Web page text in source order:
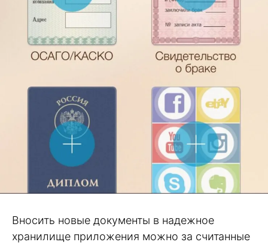
Вносить новые документы в надежное
хранилище приложения можно за считанные